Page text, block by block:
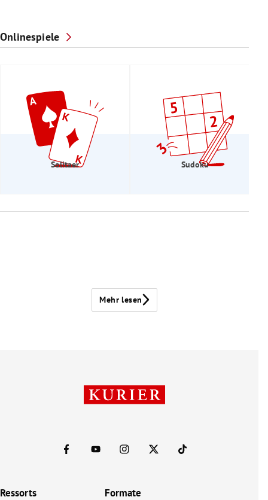
Onlinespiele
Solitaer Sudoku
Mehr lesen
Ressorts Formate